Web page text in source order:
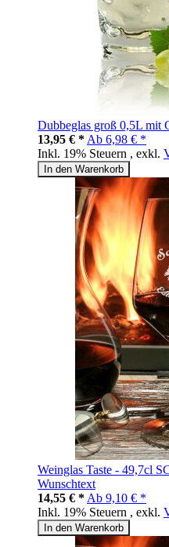
Dubbeglas groß 0,5L mit
13,95 € * Ab 6,98 € *
Inkl. 19% Steuern , exkl.
In den Warenkorb
Weinglas Taste - 49,7cl
Wunschtext
14,55 € * Ab 9,10 € *
Inkl. 19% Steuern , exkl.
In den Warenkorb